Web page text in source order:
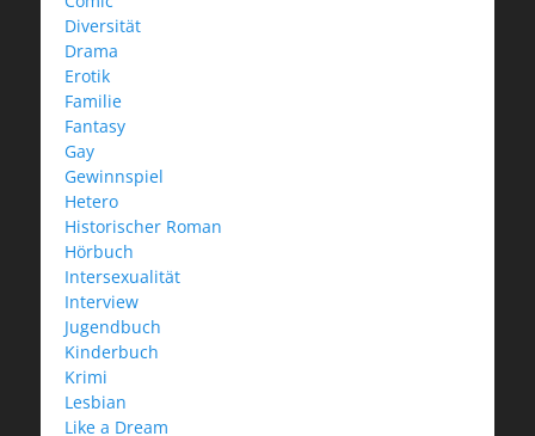
Diversität
Drama
Erotik
Familie
Fantasy
Gay
Gewinnspiel
Hetero
Historischer Roman
Hörbuch
Intersexualität
Interview
Jugendbuch
Kinderbuch
Krimi
Lesbian
Like a Dream